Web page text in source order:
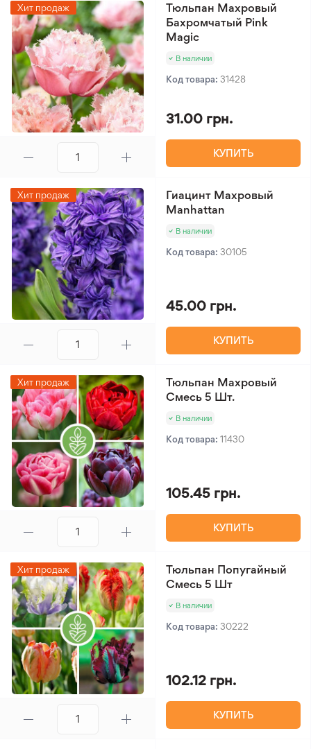
Хит продаж
Тюльпан Махровый
Бахромчатый Pink
Magic
В наличии
Код товара: 31428
31.00 грн.
КУПИТЬ
Хит продаж
Гиацинт Махровый
Manhattan
В наличии
Код товара: 30105
45.00 грн.
КУПИТЬ
Хит продаж
Тюльпан Махровый
Смесь 5 Шт.
В наличии
Код товара: 11430
105.45 грн.
КУПИТЬ
Хит продаж
Тюльпан Попугайный
Смесь 5 Шт
В наличии
Код товара: 30222
102.12 грн.
КУПИТЬ